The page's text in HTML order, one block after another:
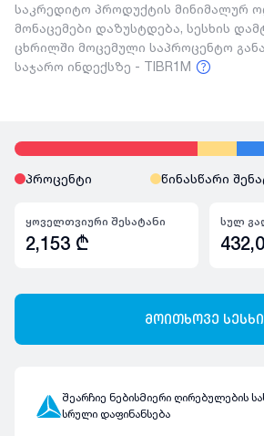
საკრედიტო პროდუქტის მინიმალურ
მონაცემები დაზუსტდება, სესხის
ცხრილში მოცემული საპროცენტო
საჯარო ინდექსზე - TIBR1M
პროცენტი წინასწარი
ყოველთვიური შესატანი
2,153 ₾
სულ
მოითხოვე სესხი
შეარჩიე ნებისმიერი ღირებულების
სრული დაფინანსება